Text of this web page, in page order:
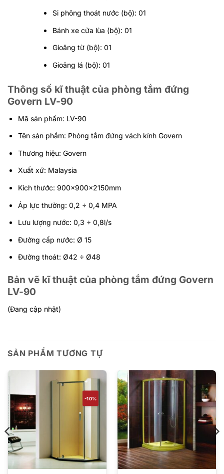
Si phông thoát nước (bộ): 01
Bánh xe cửa lùa (bộ): 01
Gioăng từ (bộ): 01
Gioăng lá (bộ): 01
Thông số kĩ thuật của phòng tắm đứng
Govern LV-90
Mã sản phẩm: LV-90
Tên sản phẩm: Phòng tắm đứng vách kính Govern
Thương hiệu: Govern
Xuất xứ: Malaysia
Kích thước: 900x900x2150mm
Áp lực thường: 0,2 ÷ 0,4 MPA
Lưu lượng nước: 0,3 ÷ 0,8l/s
Đường cấp nước: Ø 15
Đường thoát: Ø42 ÷ Ø48
Bản vẽ kĩ thuật của phòng tắm đứng Govern
LV-90
(Đang cập nhật)
SẢN PHẨM TƯƠNG TỰ
-10%